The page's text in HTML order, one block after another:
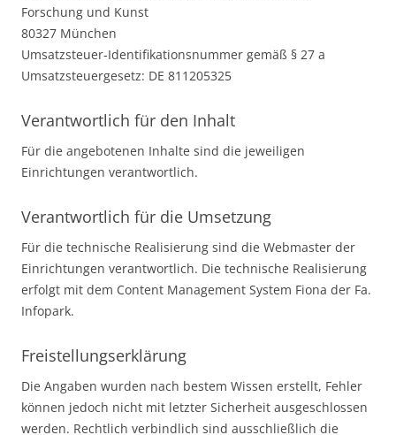
Forschung und Kunst
80327 München
Umsatzsteuer-Identifikationsnummer gemäß § 27 a
Umsatzsteuergesetz: DE 811205325
Verantwortlich für den Inhalt
Für die angebotenen Inhalte sind die jeweiligen
Einrichtungen verantwortlich.
Verantwortlich für die Umsetzung
Für die technische Realisierung sind die Webmaster der
Einrichtungen verantwortlich. Die technische Realisierung
erfolgt mit dem Content Management System Fiona der Fa.
Infopark.
Freistellungserklärung
Die Angaben wurden nach bestem Wissen erstellt, Fehler
können jedoch nicht mit letzter Sicherheit ausgeschlossen
werden. Rechtlich verbindlich sind ausschließlich die